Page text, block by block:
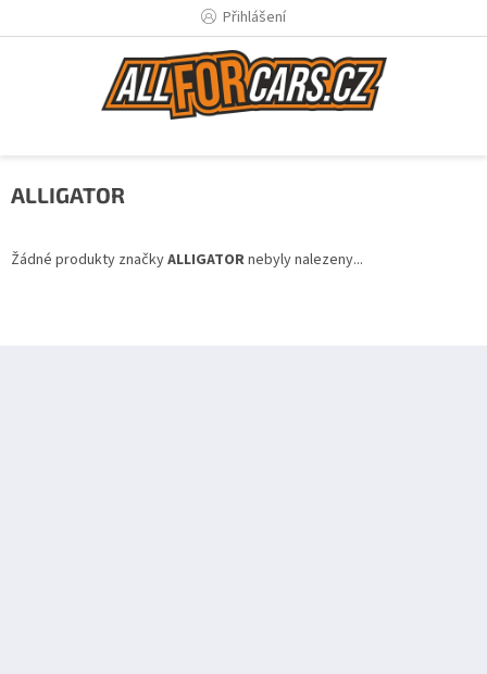
Přihlášení
ALLIGATOR
Žádné produkty značkyALLIGATORnebyly nalezeny...